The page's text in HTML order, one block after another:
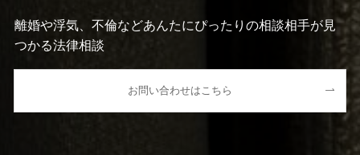
離婚や浮気、不倫などあんたにぴったりの相談相手が見
つかる法律相談
お問い合わせはこちら